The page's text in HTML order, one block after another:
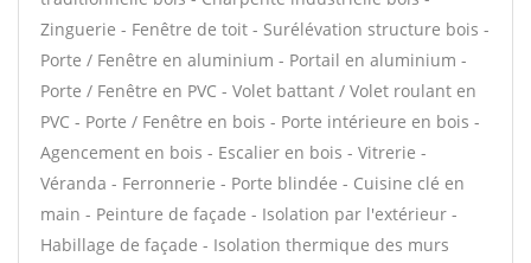
Zinguerie - Fenêtre de toit - Surélévation structure bois -
Porte / Fenêtre en aluminium - Portail en aluminium -
Porte / Fenêtre en PVC - Volet battant / Volet roulant en
PVC - Porte / Fenêtre en bois - Porte intérieure en bois -
Agencement en bois - Escalier en bois - Vitrerie -
Véranda - Ferronnerie - Porte blindée - Cuisine clé en
main - Peinture de façade - Isolation par l'extérieur -
Habillage de façade - Isolation thermique des murs